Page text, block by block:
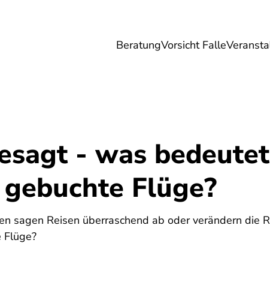
BeratungVorsicht Falle
Ernährung Reise
- was bedeutet
Flüge?
sagen Reisen überraschend ab oder verändern die